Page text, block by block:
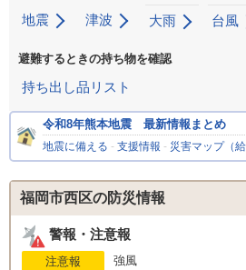
地震 津波 大雨 台風
避難するときの持ち物を確認
持ち出し品リスト
令和8年熊本地震 最新情報まとめ
地震に備える - 支援情報 - 災害マップ（給
福岡市西区の防災情報
警報・注意報
注意報
強風